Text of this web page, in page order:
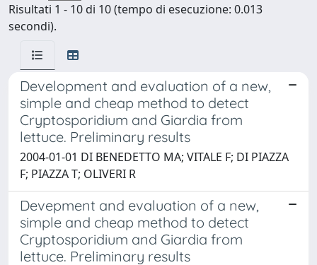
Risultati 1 - 10 di 10 (tempo di esecuzione: 0.013
secondi).
Development and evaluation of a new,
simple and cheap method to detect
Cryptosporidium and Giardia from
lettuce. Preliminary results
2004-01-01 DI BENEDETTO MA; VITALE F; DI PIAZZA
F; PIAZZA T; OLIVERI R
Devepment and evaluation of a new,
simple and cheap method to detect
Cryptosporidium and Giardia from
lettuce. Preliminary results